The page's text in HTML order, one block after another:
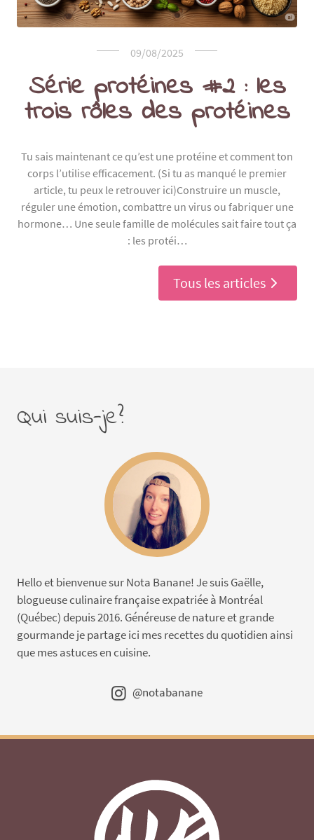
09/08/2025
Série protéines #2 : les
trois rôles des protéines
Tu sais maintenant ce qu’est une protéine et comment ton
corps l’utilise efficacement. (Si tu as manqué le premier
article, tu peux le retrouver ici)Construire un muscle,
réguler une émotion, combattre un virus ou fabriquer une
hormone… Une seule famille de molécules sait faire tout ça
: les protéi…
Tous les articles
Qui suis-je?
Hello et bienvenue sur Nota Banane! Je suis Gaëlle,
blogueuse culinaire française expatriée à Montréal
(Québec) depuis 2016. Généreuse de nature et grande
gourmande je partage ici mes recettes du quotidien ainsi
que mes astuces en cuisine.
@notabanane